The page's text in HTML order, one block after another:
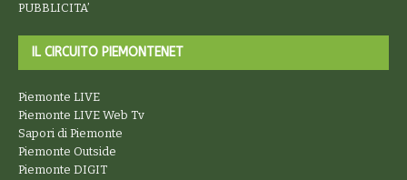
PUBBLICITA’
IL CIRCUITO PIEMONTENET
Piemonte LIVE
Piemonte LIVE Web Tv
Sapori di Piemonte
Piemonte Outside
Piemonte DIGIT